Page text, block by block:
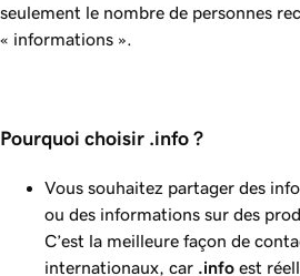
seulement le nombre de personnes
« informations ».
Pourquoi choisir .info ?
Vous souhaitez partager des
ou des informations sur des
C’est la meilleure façon de
internationaux, car .info est